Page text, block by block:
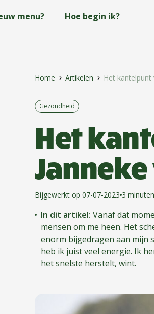
menu? Hoe begin ik?
Home Artikelen Het
Gezondheid
Het
Bijgewerkt op 07-07-2023 3 minuten
In dit artikel: Vanaf dat
mensen om me heen. Het
enorm bijgedragen aan mijn
heb ik juist veel energie. Ik
het snelste herstelt, wint.